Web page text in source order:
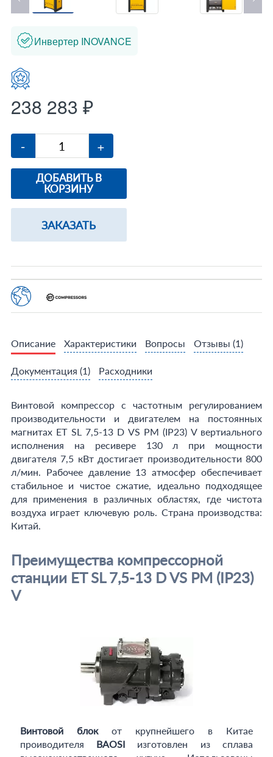
Инвертер INOVANCE
238 283 ₽
- +
ДОБАВИТЬ В
КОРЗИНУ
ЗАКАЗАТЬ
Описание Характеристики Вопросы Отзывы (1)
Документация (1) Расходники
Винтовой компрессор с частотным регулированием
производительности и двигателем на постоянных
магнитах ET SL 7,5-13 D VS PM (IP23) V вертиального
исполнения на ресивере 130 л при мощности
двигателя 7,5 кВт достигает производительности 800
л/мин. Рабочее давление 13 атмосфер обеспечивает
стабильное и чистое сжатие, идеально подходящее
для применения в различных областях, где чистота
воздуха играет ключевую роль. Страна производства:
Китай.
Преимущества компрессорной
станции ET SL 7,5-13 D VS PM (IP23)
V
Винтовой блокот крупнейшего в Китае
проиводителя BAOSI изготовлен из сплава